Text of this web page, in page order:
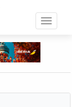
Toggle